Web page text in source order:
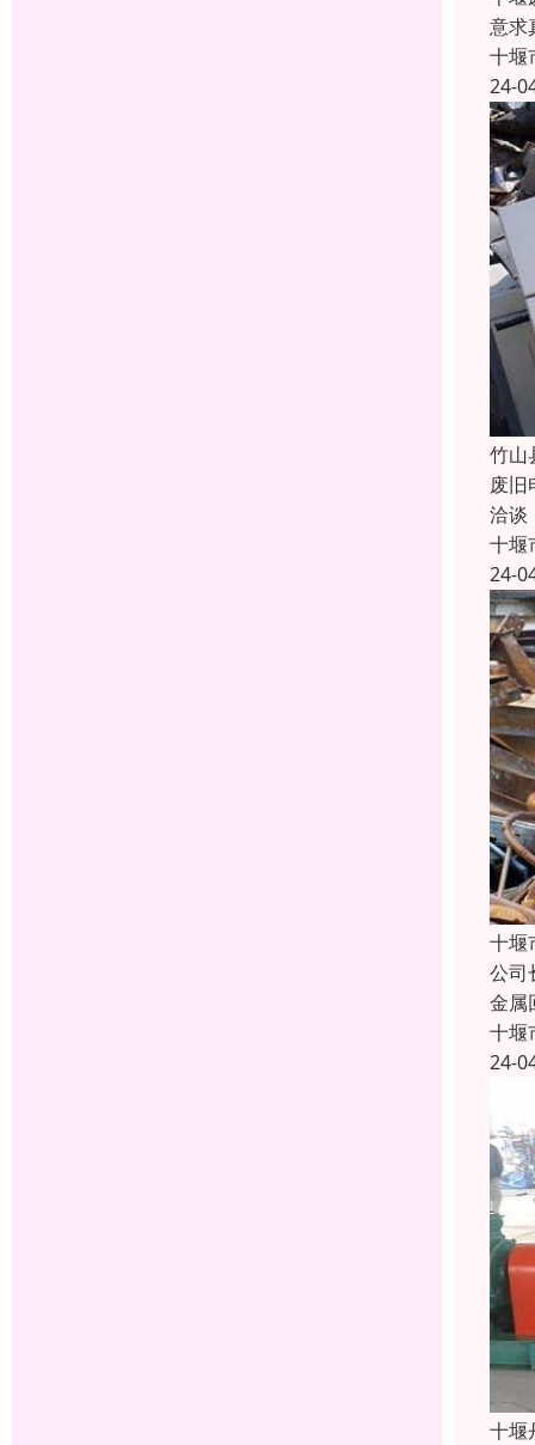
意求
十堰
24-
竹山
废旧
洽
十堰
24-
十堰
公司
金属
十堰
24-
十堰